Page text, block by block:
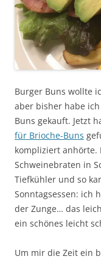
Burger Buns wollte
aber bisher habe
Buns gekauft. Jetzt
für Brioche-Buns
kompliziert anhörte.
Schweinebraten in
Tiefkühler und so
Sonntagsessen: ich
der Zunge… das
ein schönes leicht
Um mir die Zeit ein